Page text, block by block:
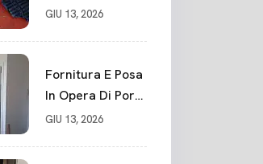
Portone Blindato
Blindato
Spessore 44 Mm
Serratura
GIU 13, 2026
Fornitura E Posa
In Opera Di Porte
Interne Sarzana
GIU 13, 2026